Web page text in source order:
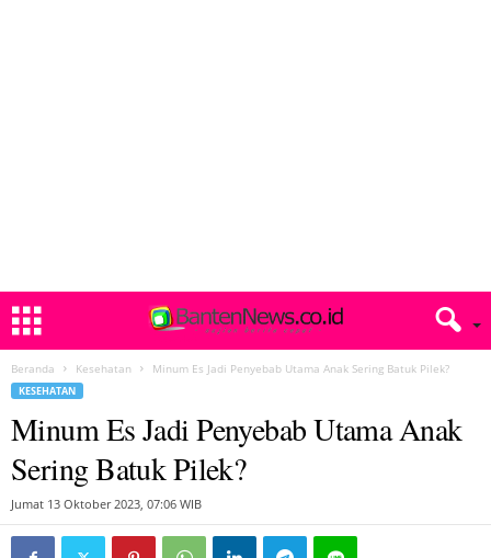
Beranda Kesehatan Minum Es Jadi Penyebab Utama Anak Sering Batuk Pilek?
KESEHATAN
Minum Es Jadi Penyebab Utama Anak
Sering Batuk Pilek?
Jumat 13 Oktober 2023, 07:06 WIB